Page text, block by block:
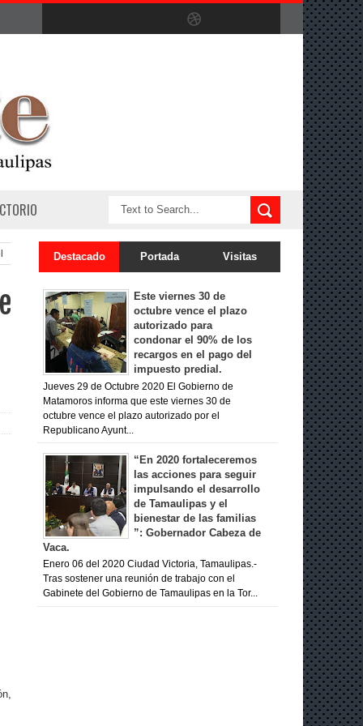
Destacado Portada Visitas
Este viernes 30 de
octubre vence el plazo
autorizado para
condonar el 90% de los
recargos en el pago del
impuesto predial.
Jueves 29 de Octubre 2020 El Gobierno de
Matamoros informa que este viernes 30 de
octubre vence el plazo autorizado por el
Republicano Ayunt...
“En 2020 fortaleceremos
las acciones para seguir
impulsando el desarrollo
de Tamaulipas y el
bienestar de las familias
”: Gobernador Cabeza de
Vaca.
Enero 06 del 2020 Ciudad Victoria, Tamaulipas.-
Tras sostener una reunión de trabajo con el
Gabinete del Gobierno de Tamaulipas en la Tor...